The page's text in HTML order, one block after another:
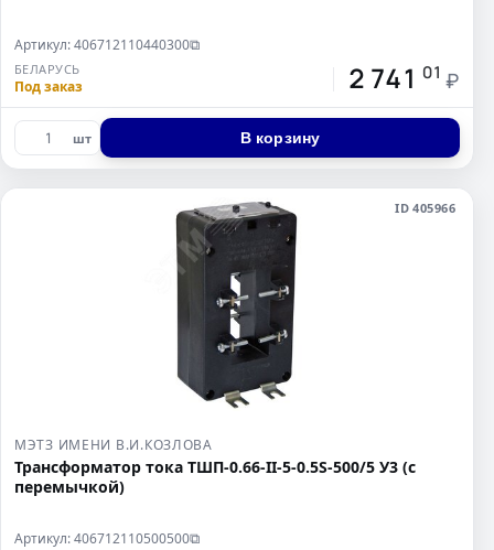
Артикул: 406712110440300⧉
БЕЛАРУСЬ
Под заказ 2 741 01 ₽
шт В корзину
ID 405966
МЭТЗ ИМЕНИ В.И.КОЗЛОВА
Трансформатор тока ТШП-0.66-II-5-0.5S-500/5 У3 (с
перемычкой)
Артикул: 406712110500500⧉